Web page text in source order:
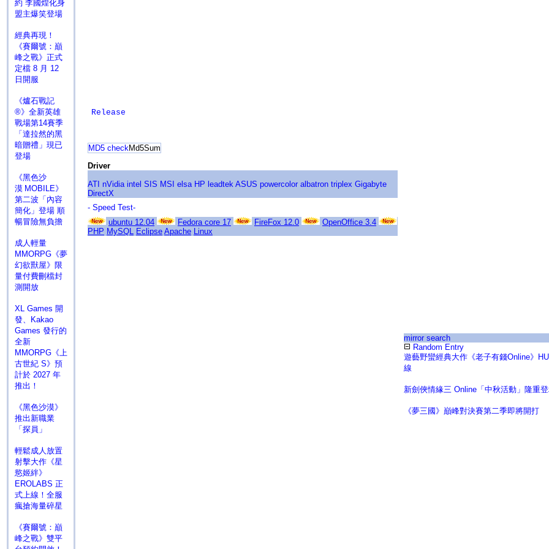
約 李國煌化身
盟主爆笑登場
經典再現！
《賽爾號：巔
峰之戰》正式
定檔 8 月 12
日開服
《爐石戰記
®》全新英雄
戰場第14賽季
「達拉然的黑
暗贈禮」現已
登場
《黑色沙
漠 MOBILE》
第二波「內容
簡化」登場 順
暢冒險無負擔
成人輕量
MMORPG《夢
幻欲獸屋》限
量付費刪檔封
測開放
XL Games 開
發、Kakao
Games 發行的
全新
MMORPG《上
古世紀 S》預
計於 2027 年
推出！
《黑色沙漠》
推出新職業
「探員」
輕鬆成人放置
射擊大作《星
慾姬絆》
EROLABS 正
式上線！全服
瘋搶海量碎星
《賽爾號：巔
峰之戰》雙平
Release
MD5 checkMd5Sum
Driver
ATI nVidia intel SIS MSI elsa HP leadtek ASUS powercolor albatron triplex Gigabyte
DirectX
- Speed Test-
ubuntu 12.04
Fedora core 17 FireFox 12.0
OpenOffice 3.4
PHP MySQL Eclipse Apache Linux
mirror search
Random Entry
遊藝野蠻經典大作《老子有錢Online》
線
新劍俠情緣三 Online「中秋活動」隆重
《夢三國》巔峰對決賽第二季即將開打